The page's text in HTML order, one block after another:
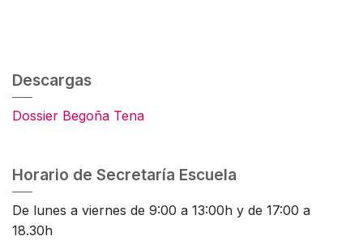
Descargas
Dossier Begoña Tena
Horario de Secretaría Escuela
De lunes a viernes de 9:00 a 13:00h y de 17:00 a
18.30h